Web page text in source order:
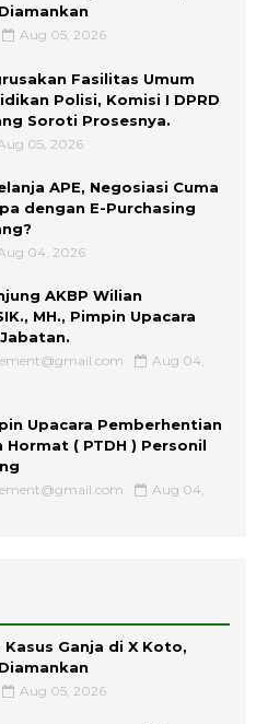
Aug 05, 2026
Fasilitas Umum
Polisi, Komisi I DPRD
Soroti Prosesnya.
05, 2026
APE, Negosiasi Cuma
dengan E-Purchasing
04, 2026
AKBP Wilian
MH., Pimpin Upacara
Aug 04,
Upacara Pemberhentian
Hormat ( PTDH ) Personil
Aug 04,
Ganja di X Koto,
Aug 05, 2026